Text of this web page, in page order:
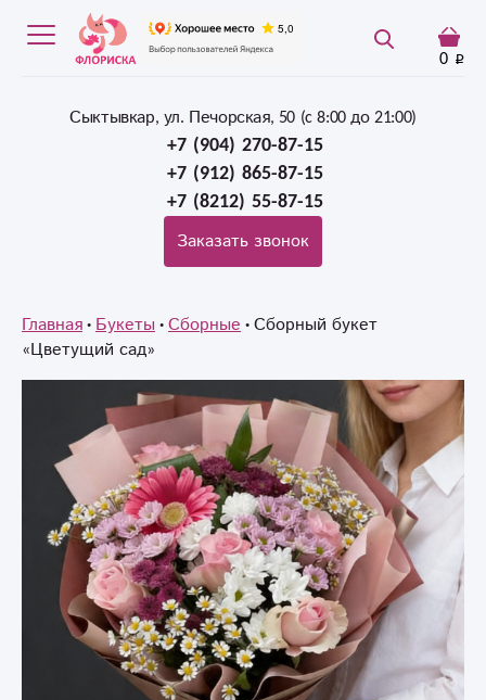
0
Сыктывкар, ул. Печорская, 50 (c 8:00 до 21:00)
+7 (904) 270-87-15
+7 (912) 865-87-15
+7 (8212) 55-87-15
Заказать звонок
Главная Букеты Сборные Сборный букет
«Цветущий сад»